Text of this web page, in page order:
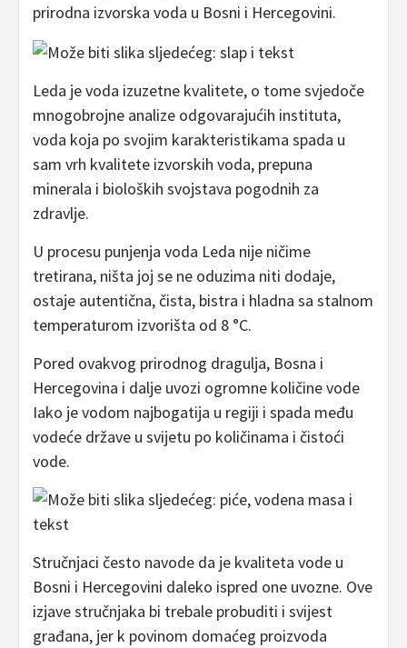
prirodna izvorska voda u Bosni i Hercegovini.
Leda je voda izuzetne kvalitete, o tome svjedoče
mnogobrojne analize odgovarajućih instituta,
voda koja po svojim karakteristikama spada u
sam vrh kvalitete izvorskih voda, prepuna
minerala i bioloških svojstava pogodnih za
zdravlje.
U procesu punjenja voda Leda nije ničime
tretirana, ništa joj se ne oduzima niti dodaje,
ostaje autentična, čista, bistra i hladna sa stalnom
temperaturom izvorišta od 8 °C.
Pored ovakvog prirodnog dragulja, Bosna i
Hercegovina i dalje uvozi ogromne količine vode
Iako je vodom najbogatija u regiji i spada među
vodeće države u svijetu po količinama i čistoći
vode.
Stručnjaci često navode da je kvaliteta vode u
Bosni i Hercegovini daleko ispred one uvozne. Ove
izjave stručnjaka bi trebale probuditi i svijest
građana, jer k povinom domaćeg proizvoda